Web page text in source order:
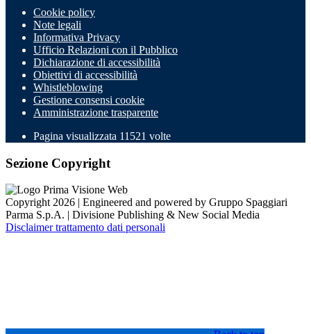
Cookie policy
Note legali
Informativa Privacy
Ufficio Relazioni con il Pubblico
Dichiarazione di accessibilità
Obiettivi di accessibilità
Whistleblowing
Gestione consensi cookie
Amministrazione trasparente
Pagina visualizzata 11521 volte
Sezione Copyright
Copyright 2026 | Engineered and powered by Gruppo Spaggiari
Parma S.p.A. | Divisione Publishing & New Social Media
Disclaimer trattamento dati personali